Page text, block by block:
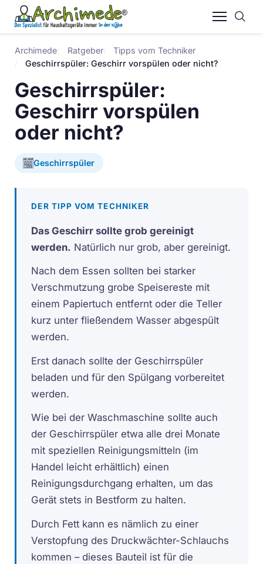
Archimede Ratgeber
Tipps vom Techniker
Geschirrspüler: Geschirr vorspülen oder nicht?
Geschirrspüler:
Geschirr vorspülen
oder nicht?
Geschirrspüler
DER TIPP VOM TECHNIKER
Das Geschirr sollte grob gereinigt
werden. Natürlich nur grob, aber gereinigt.
Nach dem Essen sollten bei starker
Verschmutzung grobe Speisereste mit
einem Papiertuch entfernt oder die Teller
kurz unter fließendem Wasser abgespült
werden.
Erst danach sollte der Geschirrspüler
beladen und für den Spülgang vorbereitet
werden.
Wie bei der Waschmaschine sollte auch
der Geschirrspüler etwa alle drei Monate
mit speziellen Reinigungsmitteln (im
Handel leicht erhältlich) einen
Reinigungsdurchgang erhalten, um das
Gerät stets in Bestform zu halten.
Durch Fett kann es nämlich zu einer
Verstopfung des Druckwächter-Schlauchs
kommen – dieses Bauteil ist für die